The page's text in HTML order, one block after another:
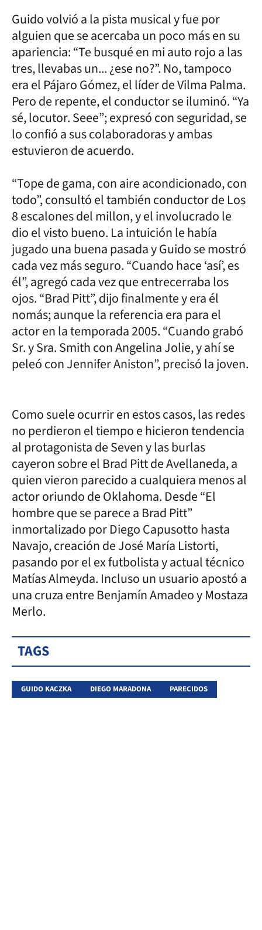
Guido volvió a la pista musical y fue por
alguien que se acercaba un poco más en su
apariencia: “Te busqué en mi auto rojo a las
tres, llevabas un... ¿ese no?”. No, tampoco
era el Pájaro Gómez, el líder de Vilma Palma.
Pero de repente, el conductor se iluminó. “Ya
sé, locutor. Seee”; expresó con seguridad, se
lo confió a sus colaboradoras y ambas
estuvieron de acuerdo.
“Tope de gama, con aire acondicionado, con
todo”, consultó el también conductor de Los
8 escalones del millon, y el involucrado le
dio el visto bueno. La intuición le había
jugado una buena pasada y Guido se mostró
cada vez más seguro. “Cuando hace ‘así’, es
él”, agregó cada vez que entrecerraba los
ojos. “Brad Pitt”, dijo finalmente y era él
nomás; aunque la referencia era para el
actor en la temporada 2005. “Cuando grabó
Sr. y Sra. Smith con Angelina Jolie, y ahí se
peleó con Jennifer Aniston”, precisó la joven.
Como suele ocurrir en estos casos, las redes
no perdieron el tiempo e hicieron tendencia
al protagonista de Seven y las burlas
cayeron sobre el Brad Pitt de Avellaneda, a
quien vieron parecido a cualquiera menos al
actor oriundo de Oklahoma. Desde “El
hombre que se parece a Brad Pitt”
inmortalizado por Diego Capusotto hasta
Navajo, creación de José María Listorti,
pasando por el ex futbolista y actual técnico
Matías Almeyda. Incluso un usuario apostó a
una cruza entre Benjamín Amadeo y Mostaza
Merlo.
TAGS
GUIDO KACZKA DIEGO MARADONA PARECIDOS